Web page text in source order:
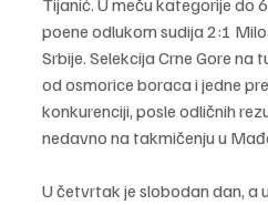
Tijanić. U meču kategorije do
poene odlukom sudija 2:1
Srbije. Selekcija Crne Gore na
od osmorice boraca i jedne
konkurenciji, posle odličnih
nedavno na takmičenju u
U četvrtak je slobodan dan, a